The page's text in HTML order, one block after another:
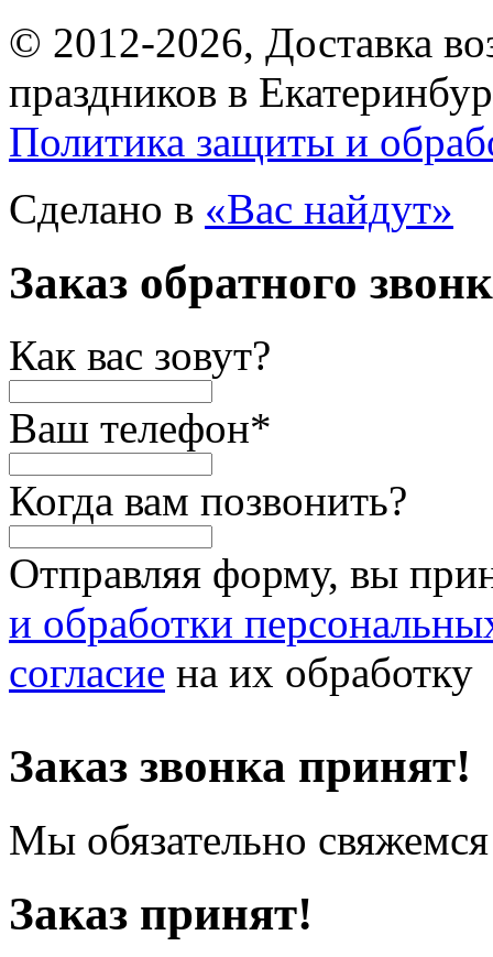
© 2012-2026, Доставка
праздников в
Политика защиты и
Сделано в «Вас найдут»
Заказ обратного
Как вас зовут?
Ваш телефон*
Когда вам позвонить?
Отправляя форму, вы
и обработки
согласие на их обработку
Заказ звонка принят!
Мы обязательно
Заказ принят!